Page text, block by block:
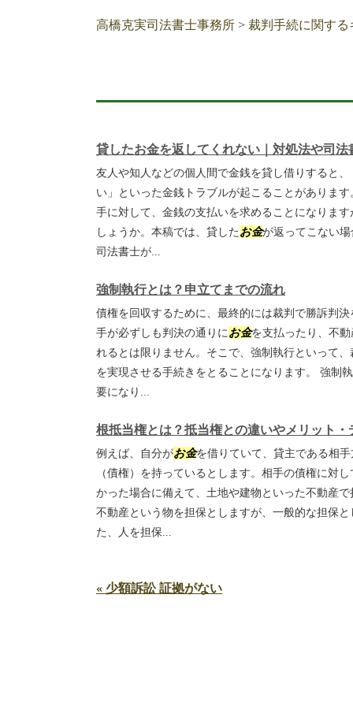
高橋克実司法書士事務所 > 裁判手続に関する
貸したお金を返してくれない｜対処法や司
友人や知人などの個人間で金銭を貸し借りすると
い」といった金銭トラブルが起こることがありま
手に対して、金銭の支払いを求めることになりま
しょうか。本稿では、貸したお金が返ってこない
司法書士が...
強制執行とは？申立てまでの流れ
債権を回収するために、最終的には裁判で勝訴判
手が必ずしも判決の通りにお金を支払ったり、不
れるとは限りません。そこで、強制執行といって
を実現させる手続きをとることになります。 強制
要になり...
根抵当権とは？抵当権との違いやメリット・
例えば、自分がお金を借りていて、貸主である相手
（債権）を持っているとします。相手の債権に対
かった場合に備えて、土地や建物といった不動産
不動産という物を担保としますが、一般的な担保
た、人を担保...
« 少額訴訟 証拠がない